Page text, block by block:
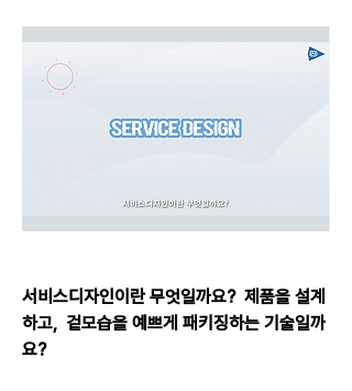
서비스디자인이란 무엇일까요?  제품을 설계
하고,  겉모습을 예쁘게 패키징하는 기술일까
요?